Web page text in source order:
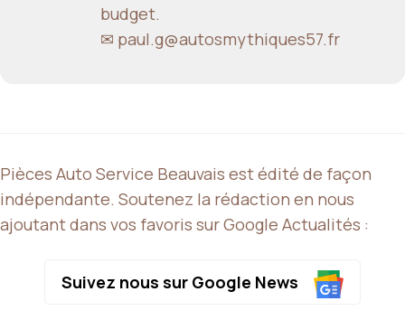
budget.
✉ paul.g@autosmythiques57.fr
Pièces Auto Service Beauvais est édité de façon
indépendante. Soutenez la rédaction en nous
ajoutant dans vos favoris sur Google Actualités :
Suivez nous sur Google News